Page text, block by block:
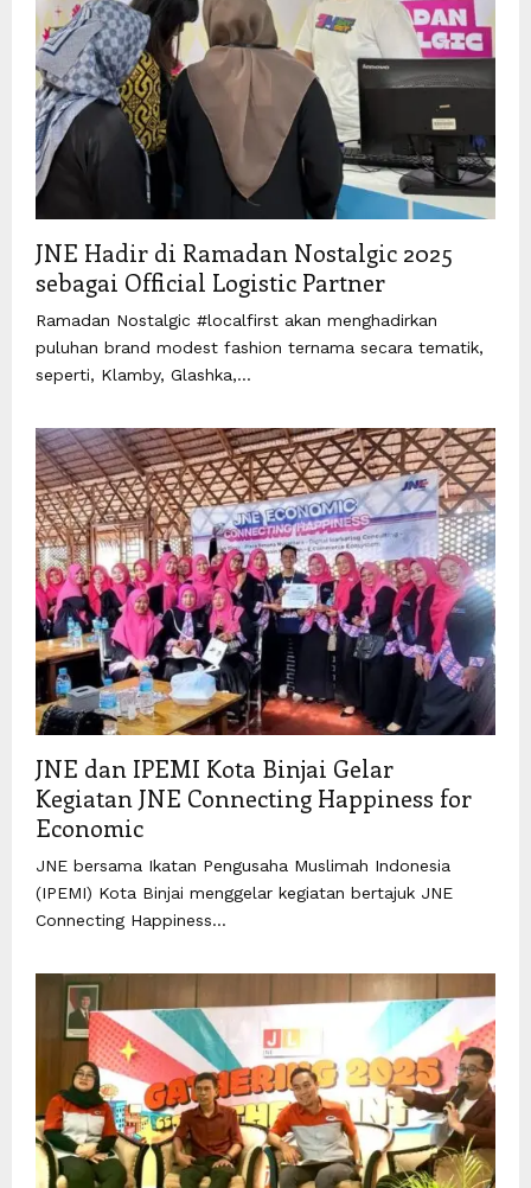
JNE Hadir di Ramadan Nostalgic 2025
sebagai Official Logistic Partner
Ramadan Nostalgic #localfirst akan menghadirkan
puluhan brand modest fashion ternama secara tematik,
seperti, Klamby, Glashka,...
JNE dan IPEMI Kota Binjai Gelar
Kegiatan JNE Connecting Happiness for
Economic
JNE bersama Ikatan Pengusaha Muslimah Indonesia
(IPEMI) Kota Binjai menggelar kegiatan bertajuk JNE
Connecting Happiness...